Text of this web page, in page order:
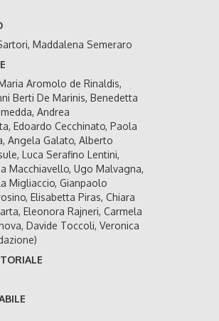
Maddalena Semeraro
Aromolo de Rinaldis,
Berti De Marinis, Benedetta
Andrea
Edoardo Cecchinato, Paola
Angela Galato, Alberto
Luca Serafino Lentini,
Macchiavello, Ugo Malvagna,
Migliaccio, Gianpaolo
Elisabetta Piras, Chiara
Eleonora Rajneri, Carmela
Davide Toccoli, Veronica